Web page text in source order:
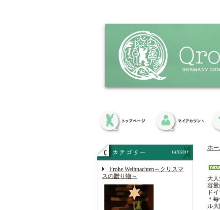
Frohe Weihnachten～クリスマ
スの贈り物～
ホー
大人
容量
ド
＊
ル大